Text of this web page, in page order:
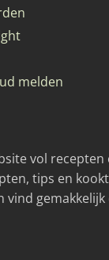
melden
vol
tips en
vind